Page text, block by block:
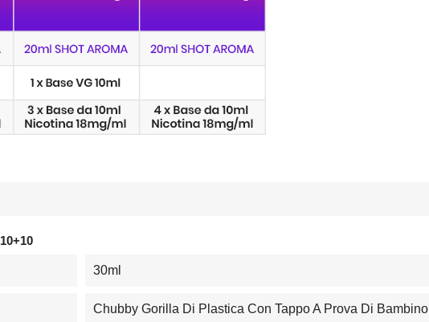
30ml
Chubby Gorilla Di Plastica Con Tappo A Prova Di Bambino